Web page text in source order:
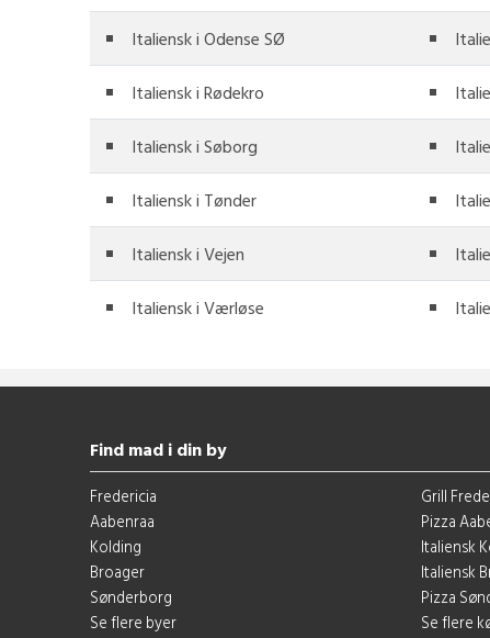
Italiensk i Odense SØ
Italiensk i Rødekro
Italiensk i Søborg
Italiensk i Tønder
Italiensk i Vejen
Italiensk i Værløse
Find mad i din by
Fredericia
Aabenraa
Kolding
Broager
Sønderborg
Se flere byer
Grill
Pizza
Italiensk
Italiensk
Pizza
Se flere